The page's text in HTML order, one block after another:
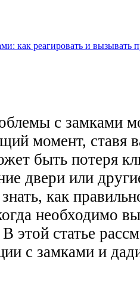
как реагировать и вызывать
с замками
момент, ставя
быть потеря
двери или
как
необходимо
этой статье
с замками и